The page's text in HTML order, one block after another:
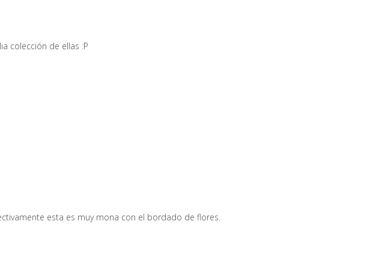
colección de ellas :P
esta es muy mona con el bordado de flores.